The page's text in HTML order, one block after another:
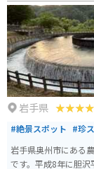
すめです。道の駅か
代表する観光スポッ
岩手県
#絶景スポット #珍
岩手県奥州市にある
です。平成8年に胆